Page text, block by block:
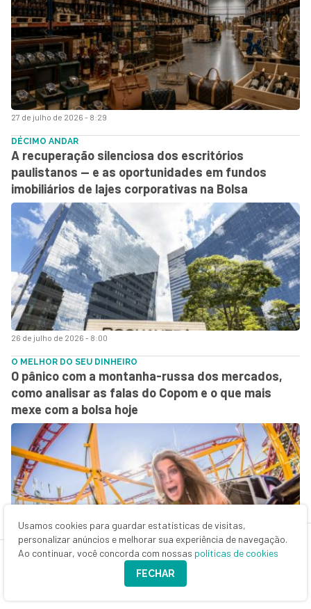
27 de julho de 2026 - 8:29
26 de julho de 2026 - 8:00
DÉCIMO ANDAR
A recuperação silenciosa dos escritórios
paulistanos — e as oportunidades em fundos
imobiliários de lajes corporativas na Bolsa
24 de julho de 2026 - 8:30
O MELHOR DO SEU DINHEIRO
O pânico com a montanha-russa dos mercados,
como analisar as falas do Copom e o que mais
mexe com a bolsa hoje
Usamos cookies para guardar estatísticas de visitas,
personalizar anúncios e melhorar sua experiência de navegação.
Ao continuar, você concorda com nossas políticas de cookies
FECHAR